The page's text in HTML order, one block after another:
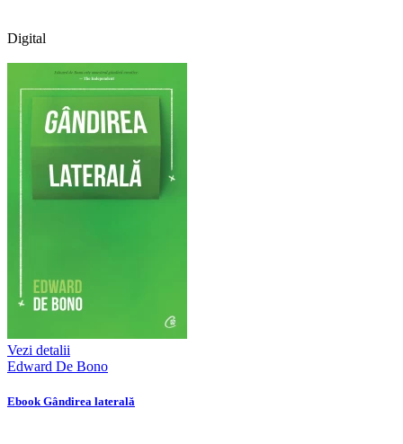
Digital
Vezi detalii
Edward De Bono
Ebook Gândirea laterală